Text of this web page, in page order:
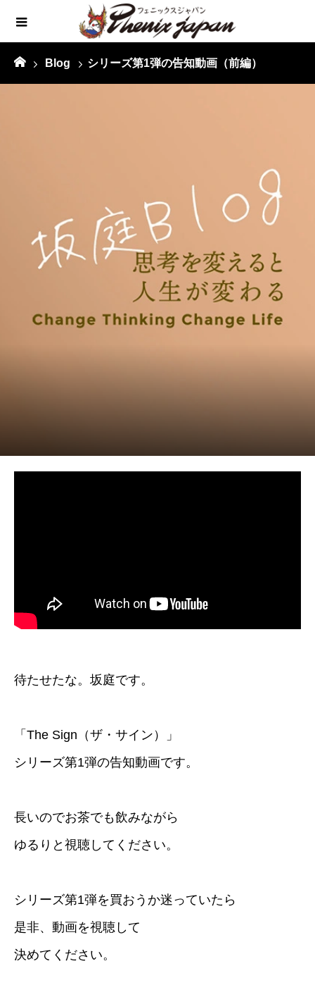
Blog シリーズ第1弾の告知動画（前編）
待たせたな。坂庭です。
「The Sign（ザ・サイン）」
シリーズ第1弾の告知動画です。
長いのでお茶でも飲みながら
ゆるりと視聴してください。
シリーズ第1弾を買おうか迷っていたら
是非、動画を視聴して
決めてください。